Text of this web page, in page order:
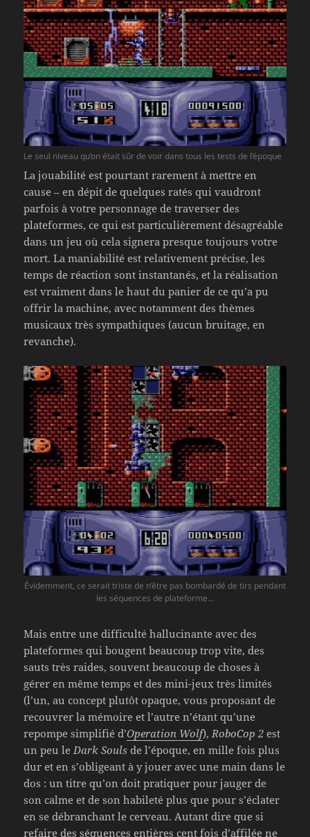
Le seul niveau qu’on était sûr de voir dans tous les tests de l’époque
La jouabilité est pourtant rarement à mettre en
cause – en dépit de quelques ratés qui vaudront
parfois à votre personnage de traverser des
plateformes, ce qui est particulièrement désagréable
dans un jeu où cela signera presque toujours votre
mort. La maniabilité est relativement précise, les
temps de réaction sont instantanés, et la réalisation
est vraiment dans le haut du panier de ce qu’a pu
offrir la machine, avec notamment des thèmes
musicaux très sympathiques (aucun bruitage, en
revanche).
Évidemment, ce serait triste de n’être pas bombardé de tirs pendant
les séquences de plateforme…
Mais entre une difficulté hallucinante avec des
plateformes qui bougent beaucoup trop vite, des
sauts très raides, souvent beaucoup de choses à
gérer en même temps et des mini-jeux très limités
(l’un, au concept plutôt opaque, vous proposant de
recouvrer la mémoire et l’autre n’étant qu’une
repompe simplifié d’Operation Wolf), RoboCop 2 est
un peu le Dark Souls de l’époque, en mille fois plus
dur et en s’obligeant à y jouer avec une main dans le
dos : un titre qu’on doit pratiquer pour jauger de
son calme et de son habileté plus que pour s’éclater
en se débranchant le cerveau. Autant dire que si
refaire des séquences entières cent fois d’affilée ne